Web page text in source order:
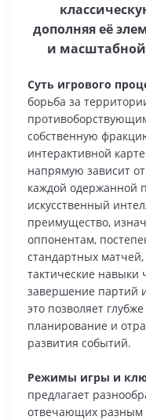
дополняя её
и
Суть игрового
борьба за
собственную
интерактивной
напрямую зависит
каждой одержанной
искусственный
преимущество,
оппонентам,
стандартных
тактические навыки
завершение партий
это позволяет
планирование и
развития событий.
Режимы игры и
предлагает
отвечающих разным